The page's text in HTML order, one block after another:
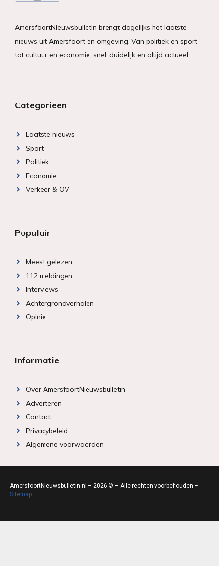
AmersfoortNieuwsbulletin brengt dagelijks het laatste
nieuws uit Amersfoort en omgeving. Van politiek en sport
tot cultuur en economie: snel, duidelijk en altijd actueel.
Categorieën
Laatste nieuws
Sport
Politiek
Economie
Verkeer & OV
Populair
Meest gelezen
112 meldingen
Interviews
Achtergrondverhalen
Opinie
Informatie
Over AmersfoortNieuwsbulletin
Adverteren
Contact
Privacybeleid
Algemene voorwaarden
AmersfoortNieuwsbulletin.nl – 2026 © – Alle rechten voorbehouden –
Sitemap